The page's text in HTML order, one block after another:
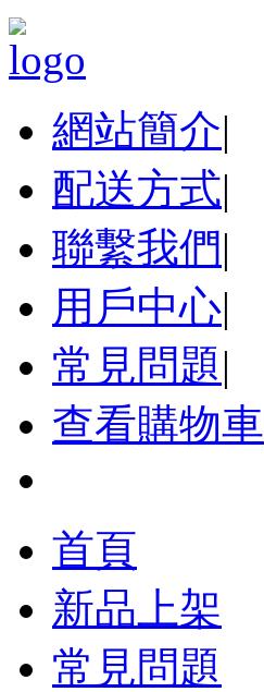
網站簡介|
配送方式|
聯繫我們|
用戶中心|
常見問題|
查看購物車
首頁
新品上架
常見問題